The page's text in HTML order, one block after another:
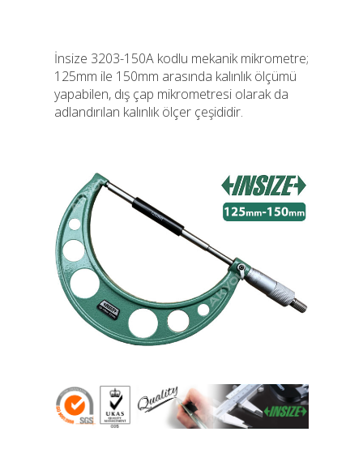
İnsize 3203-150A kodlu mekanik mikrometre;
125mm ile 150mm arasında kalınlık ölçümü
yapabilen, dış çap mikrometresi olarak da
adlandırılan kalınlık ölçer çeşididir.